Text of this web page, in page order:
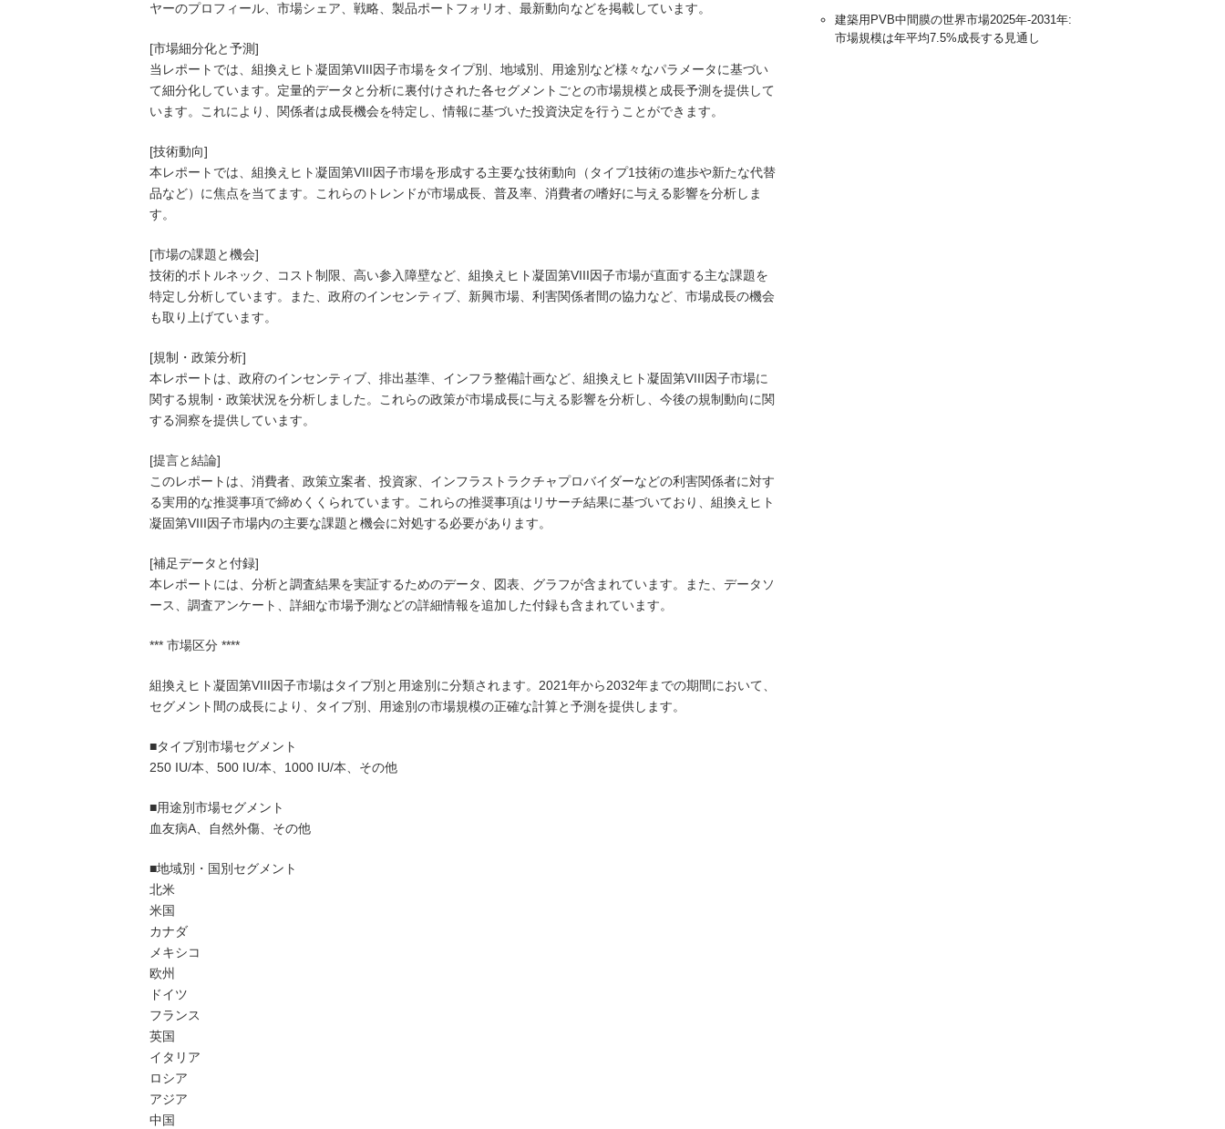
ヤーのプロフィール、市場シェア、戦略、製品ポートフォリオ、最新動向などを掲載しています。
[市場細分化と予測]
当レポートでは、組換えヒト凝固第VIII因子市場をタイプ別、地域別、用途別など様々なパラメータに基づい
て細分化しています。定量的データと分析に裏付けされた各セグメントごとの市場規模と成長予測を提供して
います。これにより、関係者は成長機会を特定し、情報に基づいた投資決定を行うことができます。
[技術動向]
本レポートでは、組換えヒト凝固第VIII因子市場を形成する主要な技術動向（タイプ1技術の進歩や新たな代替
品など）に焦点を当てます。これらのトレンドが市場成長、普及率、消費者の嗜好に与える影響を分析しま
す。
[市場の課題と機会]
技術的ボトルネック、コスト制限、高い参入障壁など、組換えヒト凝固第VIII因子市場が直面する主な課題を
特定し分析しています。また、政府のインセンティブ、新興市場、利害関係者間の協力など、市場成長の機会
も取り上げています。
[規制・政策分析]
本レポートは、政府のインセンティブ、排出基準、インフラ整備計画など、組換えヒト凝固第VIII因子市場に
関する規制・政策状況を分析しました。これらの政策が市場成長に与える影響を分析し、今後の規制動向に関
する洞察を提供しています。
[提言と結論]
このレポートは、消費者、政策立案者、投資家、インフラストラクチャプロバイダーなどの利害関係者に対す
る実用的な推奨事項で締めくくられています。これらの推奨事項はリサーチ結果に基づいており、組換えヒト
凝固第VIII因子市場内の主要な課題と機会に対処する必要があります。
[補足データと付録]
本レポートには、分析と調査結果を実証するためのデータ、図表、グラフが含まれています。また、データソ
ース、調査アンケート、詳細な市場予測などの詳細情報を追加した付録も含まれています。
*** 市場区分 ****
組換えヒト凝固第VIII因子市場はタイプ別と用途別に分類されます。2021年から2032年までの期間において、
セグメント間の成長により、タイプ別、用途別の市場規模の正確な計算と予測を提供します。
■タイプ別市場セグメント
250 IU/本、500 IU/本、1000 IU/本、その他
■用途別市場セグメント
血友病A、自然外傷、その他
■地域別・国別セグメント
北米
米国
カナダ
メキシコ
欧州
ドイツ
フランス
英国
イタリア
ロシア
アジア
中国
建築用PVB中間膜の世界市場2025年-2031年:
市場規模は年平均7.5%成長する見通し